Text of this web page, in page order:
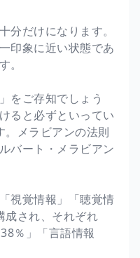
分だけになります。
印象に近い状態であ
。
をご存知でしょう
ると必ずといってい
。メラビアンの法則
バート・メラビアン
視覚情報」「聴覚情
成され、それぞれ
％」「言語情報